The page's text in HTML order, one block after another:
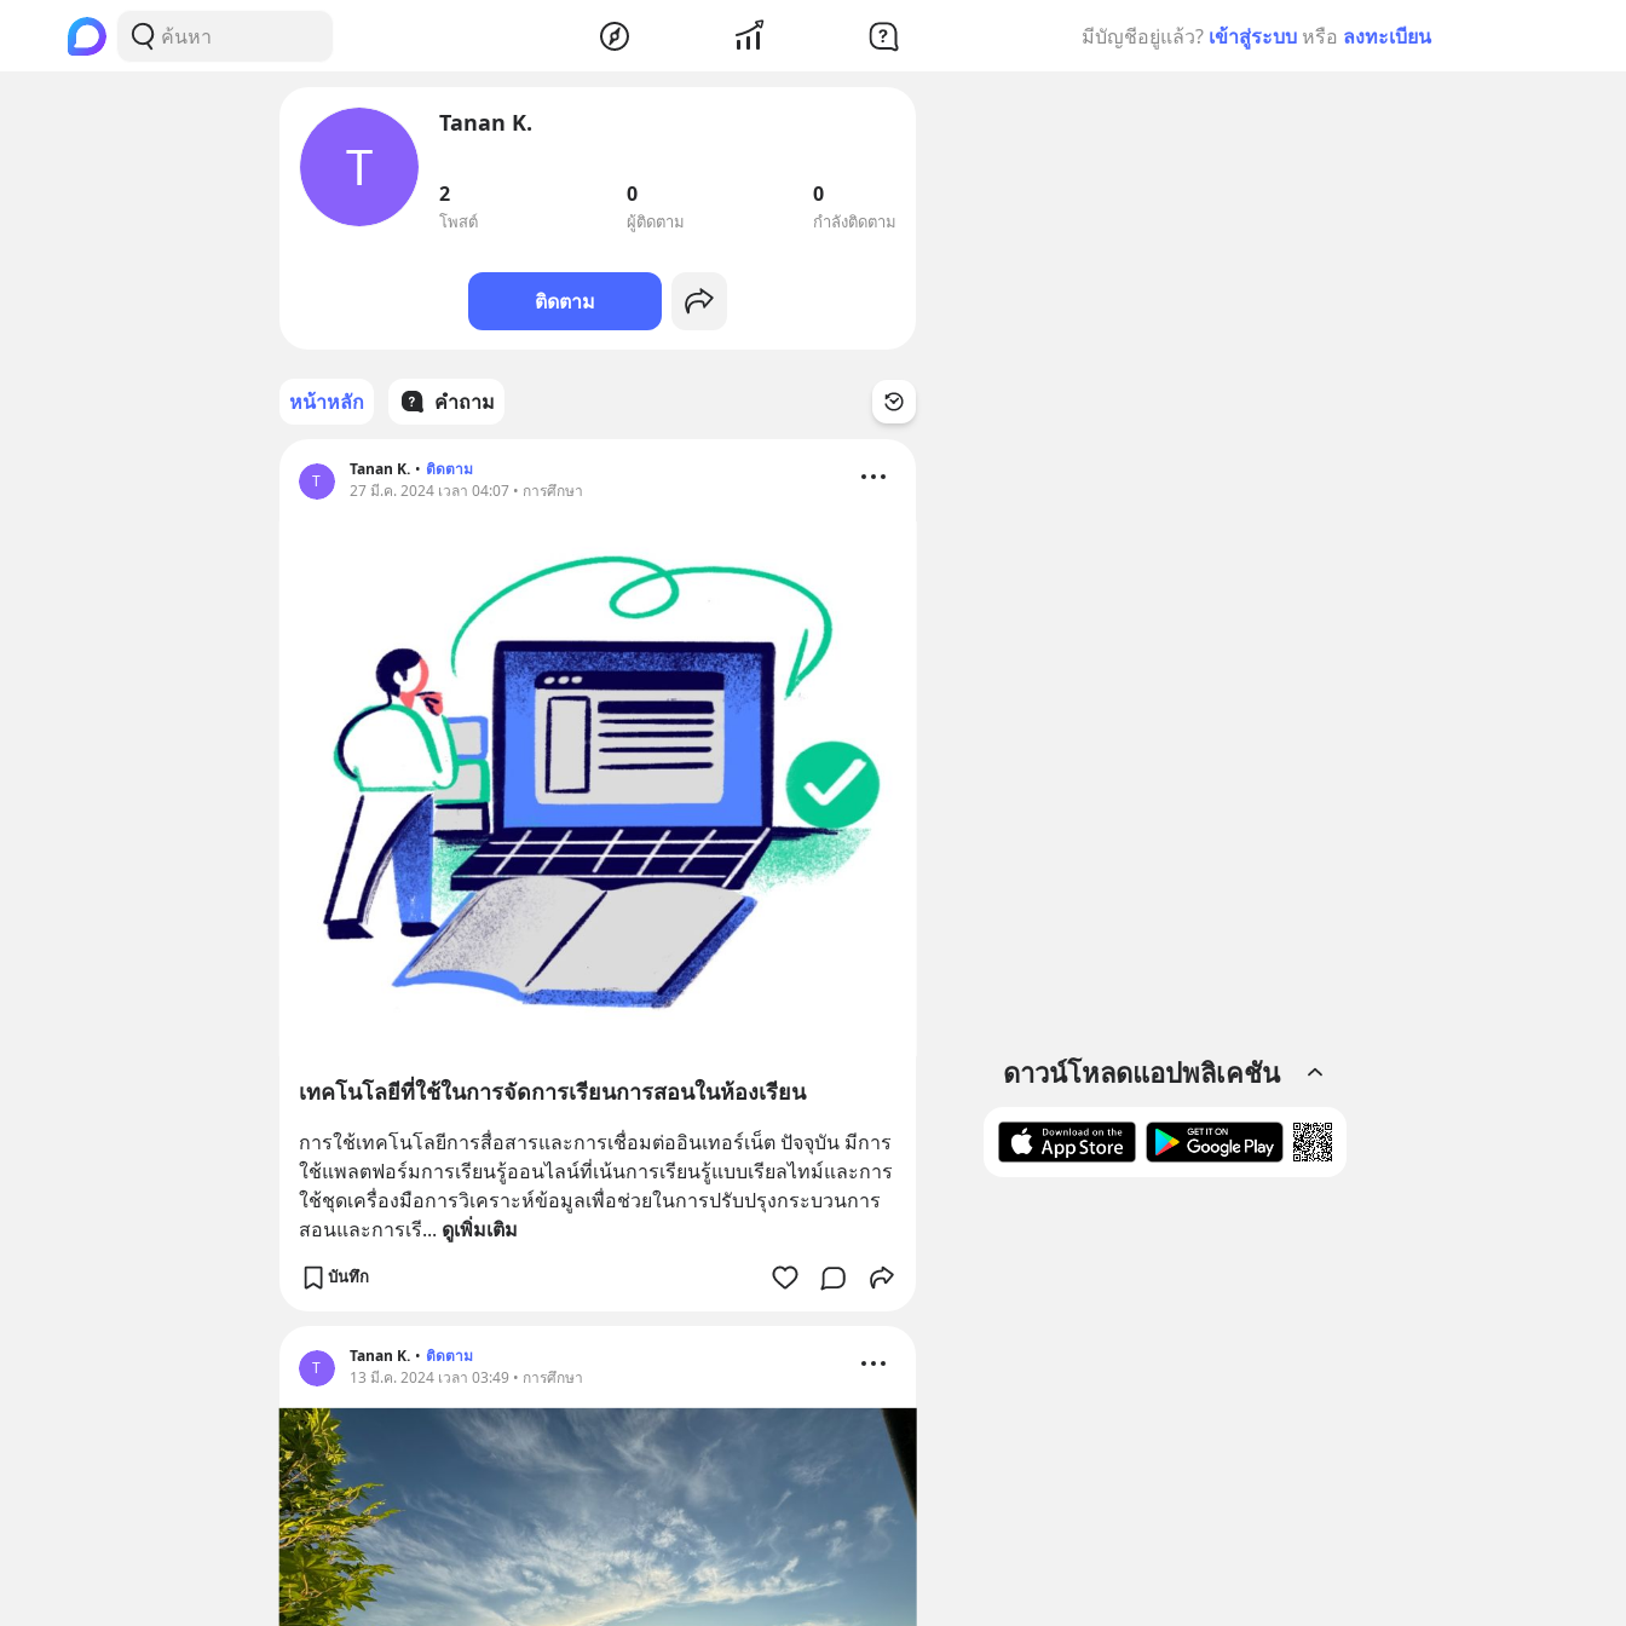
มีบัญชีอยู่แล้ว? เข้าสู่ระบบ หรือ ลงทะเบียน
T
Tanan K.
2
โพสต์
0
ผู้ติดตาม
0
กำลังติดตาม
ติดตาม
หน้าหลัก คำถาม
T
Tanan K. • ติดตาม
27 มี.ค. 2024 เวลา 04:07 • การศึกษา
เทคโนโลยีที่ใช้ในการจัดการเรียนการสอนในห้องเรียน
การใช้เทคโนโลยีการสื่อสารและการเชื่อมต่ออินเทอร์เน็ต ปัจจุบัน มีการ
ใช้แพลตฟอร์มการเรียนรู้ออนไลน์ที่เน้นการเรียนรู้แบบเรียลไทม์และการ
ใช้ชุดเครื่องมือการวิเคราะห์ข้อมูลเพื่อช่วยในการปรับปรุงกระบวนการ
สอนและการเรี... ดูเพิ่มเติม
บันทึก
T
Tanan K. • ติดตาม
13 มี.ค. 2024 เวลา 03:49 • การศึกษา
ดาวน์โหลดแอปพลิเคชัน